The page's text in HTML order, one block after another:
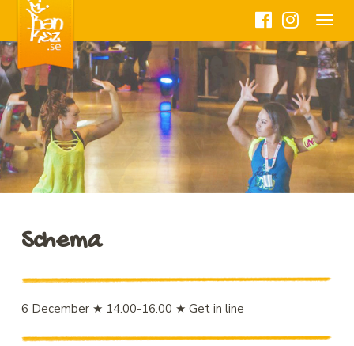
Toggle
Schema
6 December ★ 14.00-16.00 ★ Get in line